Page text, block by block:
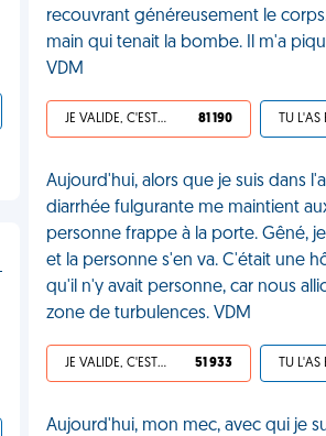
recouvrant généreusement le
main qui tenait la bombe. Il m'a
VDM
JE VALIDE, C'EST UNE VDM 81 190
Aujourd'hui, alors que je suis dans
diarrhée fulgurante me maintient
personne frappe à la porte. Gêné,
et la personne s'en va. C'était une
qu'il n'y avait personne, car nous
zone de turbulences. VDM
JE VALIDE, C'EST UNE VDM 51 933
Aujourd'hui, mon mec, avec qui je